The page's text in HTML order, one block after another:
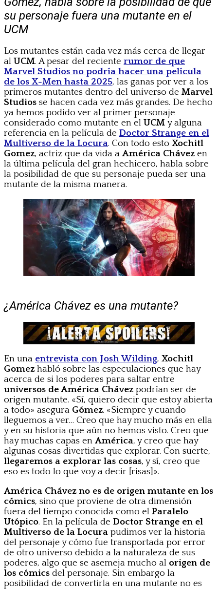
su personaje fuera una mutante en el
UCM
Los mutantes están cada vez más cerca de llegar
al UCM. A pesar del reciente rumor de que
Marvel Studios no podría hacer una película
de los X-Men hasta 2025, las ganas por ver a los
primeros mutantes dentro del universo de Marvel
Studios se hacen cada vez más grandes. De hecho
ya hemos podido ver al primer personaje
considerado como mutante en el UCM y alguna
referencia en la película de Doctor Strange en el
Multiverso de la Locura. Con todo esto Xochitl
Gomez, actriz que da vida a América Chávez en
la última película del gran hechicero, habla sobre
la posibilidad de que su personaje pueda ser una
mutante de la misma manera.
¿América Chávez es una mutante?
En una entrevista con Josh Wilding, Xochitl
Gomez habló sobre las especulaciones que hay
acerca de si los poderes para saltar entre
universos de América Chávez podrían ser de
origen mutante. «Sí, quiero decir que estoy abierta
a todo» asegura Gómez. «Siempre y cuando
lleguemos a ver… Creo que hay mucho más en ella
y en su historia que aún no hemos visto. Creo que
hay muchas capas en América, y creo que hay
algunas cosas divertidas que explorar. Con suerte,
llegaremos a explorar las cosas, y sí, creo que
eso es todo lo que voy a decir [risas]».
América Chávez no es de origen mutante en los
cómics, sino que proviene de otra dimensión
fuera del tiempo conocida como el Paralelo
Utópico. En la película de Doctor Strange en el
Multiverso de la Locura pudimos ver la historia
del personaje y cómo fue transportada por error
de otro universo debido a la naturaleza de sus
poderes, algo que se asemeja mucho al origen de
los cómics del personaje. Sin embargo la
posibilidad de convertirla en una mutante no es